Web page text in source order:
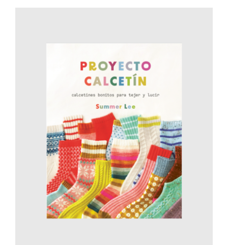
AÑADIR AL CARRITO
/
DETALLES